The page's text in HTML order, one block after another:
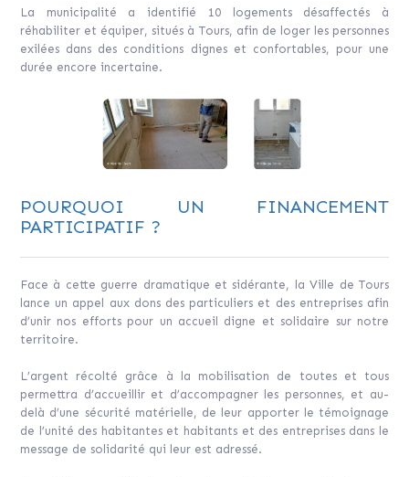
La municipalité a identifié 10 logements désaffectés à
réhabiliter et équiper, situés à Tours, afin de loger les personnes
exilées dans des conditions dignes et confortables, pour une
durée encore incertaine.
POURQUOI UN FINANCEMENT
PARTICIPATIF ?
Face à cette guerre dramatique et sidérante, la Ville de Tours
lance un appel aux dons des particuliers et des entreprises afin
d’unir nos efforts pour un accueil digne et solidaire sur notre
territoire.
L’argent récolté grâce à la mobilisation de toutes et tous
permettra d’accueillir et d’accompagner les personnes, et au-
delà d’une sécurité matérielle, de leur apporter le témoignage
de l’unité des habitantes et habitants et des entreprises dans le
message de solidarité qui leur est adressé.